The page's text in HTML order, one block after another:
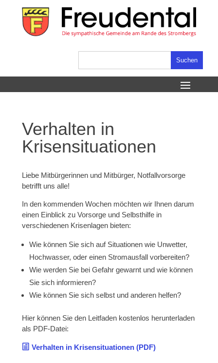
content
nach:
Verhalten in
Krisensituationen
Liebe Mitbürgerinnen und Mitbürger, Notfallvorsorge
betrifft uns alle!
In den kommenden Wochen möchten wir Ihnen darum
einen Einblick zu Vorsorge und Selbsthilfe in
verschiedenen Krisenlagen bieten:
Wie können Sie sich auf Situationen wie Unwetter,
Hochwasser, oder einen Stromausfall vorbereiten?
Wie werden Sie bei Gefahr gewarnt und wie können
Sie sich informieren?
Wie können Sie sich selbst und anderen helfen?
Hier können Sie den Leitfaden kostenlos herunterladen
als PDF-Datei:
Verhalten in Krisensituationen (PDF)